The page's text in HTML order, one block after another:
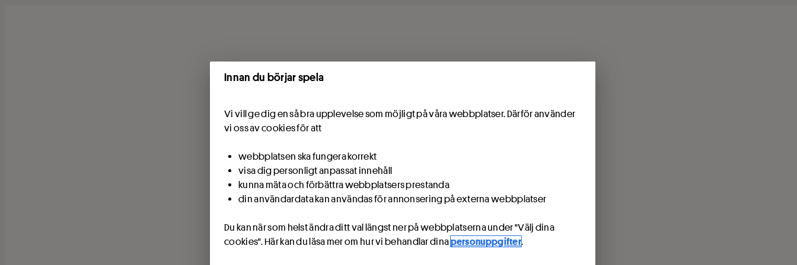
Innan du börjar spela
Vi vill ge dig en så bra upplevelse som möjligt på våra webbplatser. Därför använder
vi oss av cookies för att
webbplatsen ska fungera korrekt
visa dig personligt anpassat innehåll
kunna mäta och förbättra webbplatsers prestanda
din användardata kan användas för annonsering på externa webbplatser
Du kan när som helst ändra ditt val längst ner på webbplatserna under "Välj dina
cookies". Här kan du läsa mer om hur vi behandlar dinapersonuppgifter.